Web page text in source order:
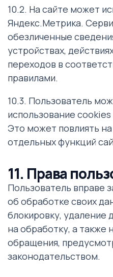
10.2. На сайте может
Яндекс.Метрика.
обезличенные
устройствах,
переходов в
правилами.
10.3. Пользователь
использование
Это может повлиять
отдельных функций
11. Права
Пользователь вправе
об обработке своих
блокировку, удаление
на обработку, а также
обращения,
законодательством.